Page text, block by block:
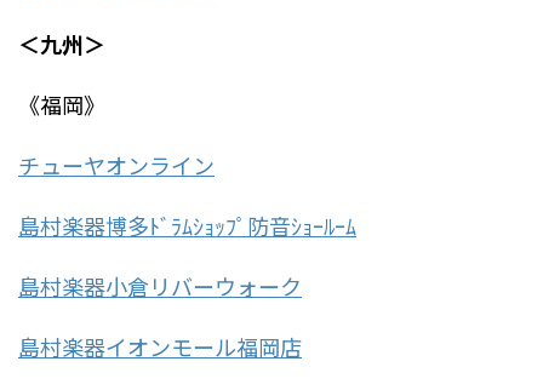
＜九州＞
《福岡》
チューヤオンライン
島村楽器博多ﾄﾞﾗﾑｼｮｯﾌﾟ防音ｼｮｰﾙｰﾑ
島村楽器小倉リバーウォーク
島村楽器イオンモール福岡店